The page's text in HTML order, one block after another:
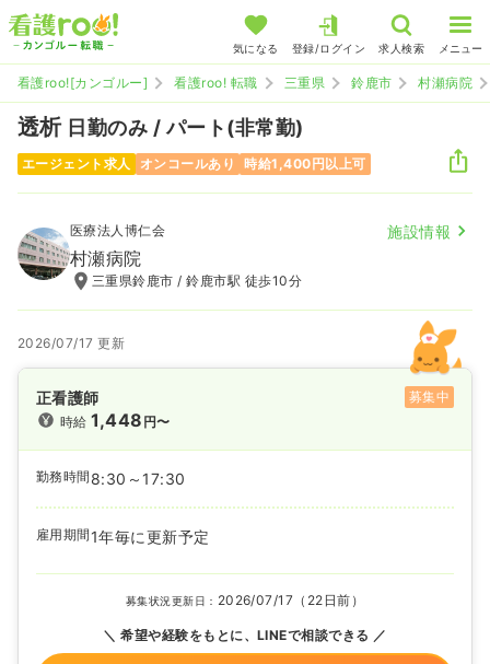
気になる 登録/ログイン 求人検索 メニュー
看護roo![カンゴルー] 看護roo! 転職 三重県 鈴鹿市 村瀬病院
透析日勤のみ / パート(非常勤)
エージェント求人 オンコールあり 時給1,400円以上可
医療法人博仁会 施設情報
村瀬病院
三重県鈴鹿市 / 鈴鹿市駅 徒歩10分
2026/07/17 更新
正看護師
募集中
時給1,448 円〜
勤務時間 8:30～17:30
雇用期間 1年毎に更新予定
募集状況更新日： 2026/07/17（22日前）
希望や経験をもとに、LINEで相談できる